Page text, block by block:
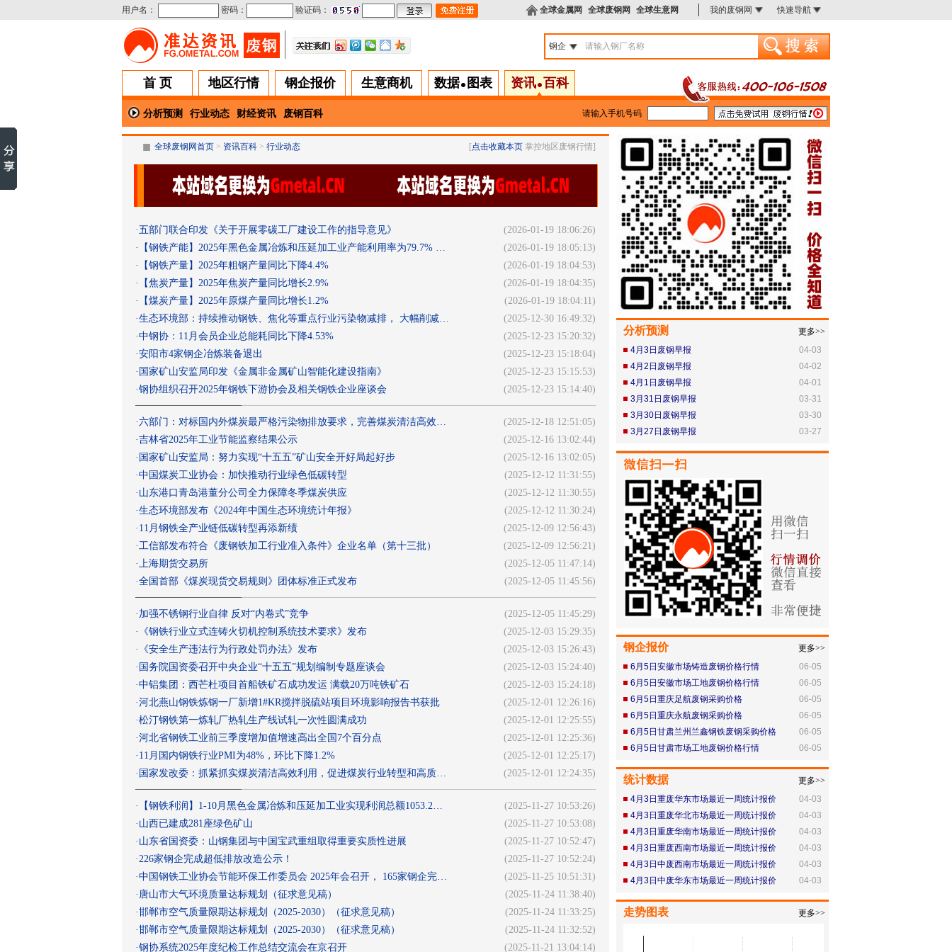
用户名： 密码： 验证码： 全球金属网 全球废钢网 全球生意网 我的废钢网 快速导航
钢企
首 页 地区行情 钢企报价 生意商机 数据 图表 资讯 百科
分析预测 行业动态 财经资讯 废钢百科 请输入手机号码
[点击收藏本页 掌控地区废钢行情]
■ 全球废钢网首页 > 资讯百科 > 行业动态
(2026-01-19 18:06:26)
·五部门联合印发《关于开展零碳工厂建设工作的指导意见》
(2026-01-19 18:05:13)
·
【钢铁产能】2025年黑色金属冶炼和压延加工业产能利用率为79.7% …
(2026-01-19 18:04:53)
·
【钢铁产量】2025年粗钢产量同比下降4.4%
(2026-01-19 18:04:35)
·
【焦炭产量】2025年焦炭产量同比增长2.9%
(2026-01-19 18:04:11)
·
【煤炭产量】2025年原煤产量同比增长1.2%
(2025-12-30 16:49:32)
·生态环境部：持续推动钢铁、焦化等重点行业污染物减排， 大幅削减…
(2025-12-23 15:20:32)
·中钢协：11月会员企业总能耗同比下降4.53%
(2025-12-23 15:18:04)
·安阳市4家钢企冶炼装备退出
(2025-12-23 15:15:53)
· 国家矿山安监局印发《金属非金属矿山智能化建设指南》
(2025-12-23 15:14:40)
·钢协组织召开2025年钢铁下游协会及相关钢铁企业座谈会
(2025-12-18 12:51:05)
·六部门：对标国内外煤炭最严格污染物排放要求，完善煤炭清洁高效…
(2025-12-16 13:02:44)
·吉林省2025年工业节能监察结果公示
(2025-12-16 13:02:05)
· 国家矿山安监局：努力实现“十五五”矿山安全开好局起好步
(2025-12-12 11:31:55)
·中国煤炭工业协会：加快推动行业绿色低碳转型
(2025-12-12 11:30:55)
· 山东港口青岛港董分公司全力保障冬季煤炭供应
(2025-12-12 11:30:24)
·生态环境部发布《2024年中国生态环境统计年报》
(2025-12-09 12:56:43)
· 11月钢铁全产业链低碳转型再添新绩
(2025-12-09 12:56:21)
·工信部发布符合《废钢铁加工行业准入条件》企业名单（第十三批）
(2025-12-05 11:47:14)
·上海期货交易所
(2025-12-05 11:45:56)
·全国首部《煤炭现货交易规则》团体标准正式发布
(2025-12-05 11:45:29)
· 加强不锈钢行业自律 反对“内卷式”竞争
(2025-12-03 15:29:35)
·
《钢铁行业立式连铸火切机控制系统技术要求》发布
(2025-12-03 15:26:43)
·
《安全生产违法行为行政处罚办法》发布
(2025-12-03 15:24:40)
· 国务院国资委召开中央企业“十五五”规划编制专题座谈会
(2025-12-03 15:24:18)
·中铝集团：西芒杜项目首船铁矿石成功发运 满载20万吨铁矿石
(2025-12-01 12:26:16)
·河北燕山钢铁炼钢一厂新增1#KR搅拌脱硫站项目环境影响报告书获批
(2025-12-01 12:25:55)
·松汀钢铁第一炼轧厂热轧生产线试轧一次性圆满成功
(2025-12-01 12:25:36)
·河北省钢铁工业前三季度增加值增速高出全国7个百分点
(2025-12-01 12:25:17)
· 11月国内钢铁行业PMI为48%，环比下降1.2%
(2025-12-01 12:24:35)
· 国家发改委：抓紧抓实煤炭清洁高效利用，促进煤炭行业转型和高质…
(2025-11-27 10:53:26)
·
【钢铁利润】1-10月黑色金属冶炼和压延加工业实现利润总额1053.2…
(2025-11-27 10:53:08)
· 山西已建成281座绿色矿山
(2025-11-27 10:52:47)
· 山东省国资委：山钢集团与中国宝武重组取得重要实质性进展
(2025-11-27 10:52:24)
·226家钢企完成超低排放改造公示！
(2025-11-25 10:51:31)
·中国钢铁工业协会节能环保工作委员会 2025年会召开， 165家钢企完…
(2025-11-24 11:38:40)
· 唐山市大气环境质量达标规划（征求意见稿）
(2025-11-24 11:33:25)
·邯郸市空气质量限期达标规划（2025-2030）（征求意见稿）
(2025-11-24 11:32:52)
·邯郸市空气质量限期达标规划（2025-2030）（征求意见稿）
(2025-11-21 13:04:14)
·钢协系统2025年度纪检工作总结交流会在京召开
更多>>
分析预测
04-03
4月3日废钢早报
04-02
4月2日废钢早报
04-01
4月1日废钢早报
03-31
3月31日废钢早报
03-30
3月30日废钢早报
03-27
3月27日废钢早报
更多>>
钢企报价
06-05
6月5日安徽市场铸造废钢价格行情
06-05
6月5日安徽市场工地废钢价格行情
06-05
6月5日重庆足航废钢采购价格
06-05
6月5日重庆永航废钢采购价格
06-05
6月5日甘肃兰州兰鑫钢铁废钢采购价格
06-05
6月5日甘肃市场工地废钢价格行情
更多>>
统计数据
04-03
4月3日重废华东市场最近一周统计报价
04-03
4月3日重废华北市场最近一周统计报价
04-03
4月3日重废华南市场最近一周统计报价
04-03
4月3日重废西南市场最近一周统计报价
04-03
4月3日中废西南市场最近一周统计报价
04-03
4月3日中废华东市场最近一周统计报价
更多>>
走势图表